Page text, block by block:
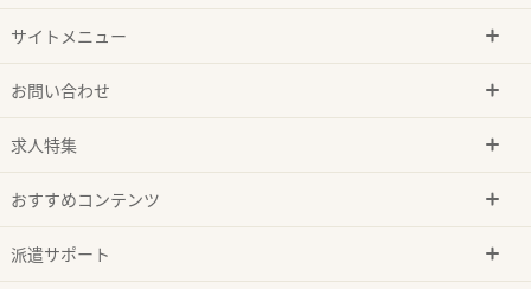
サイトメニュー
お問い合わせ
求人特集
おすすめコンテンツ
派遣サポート